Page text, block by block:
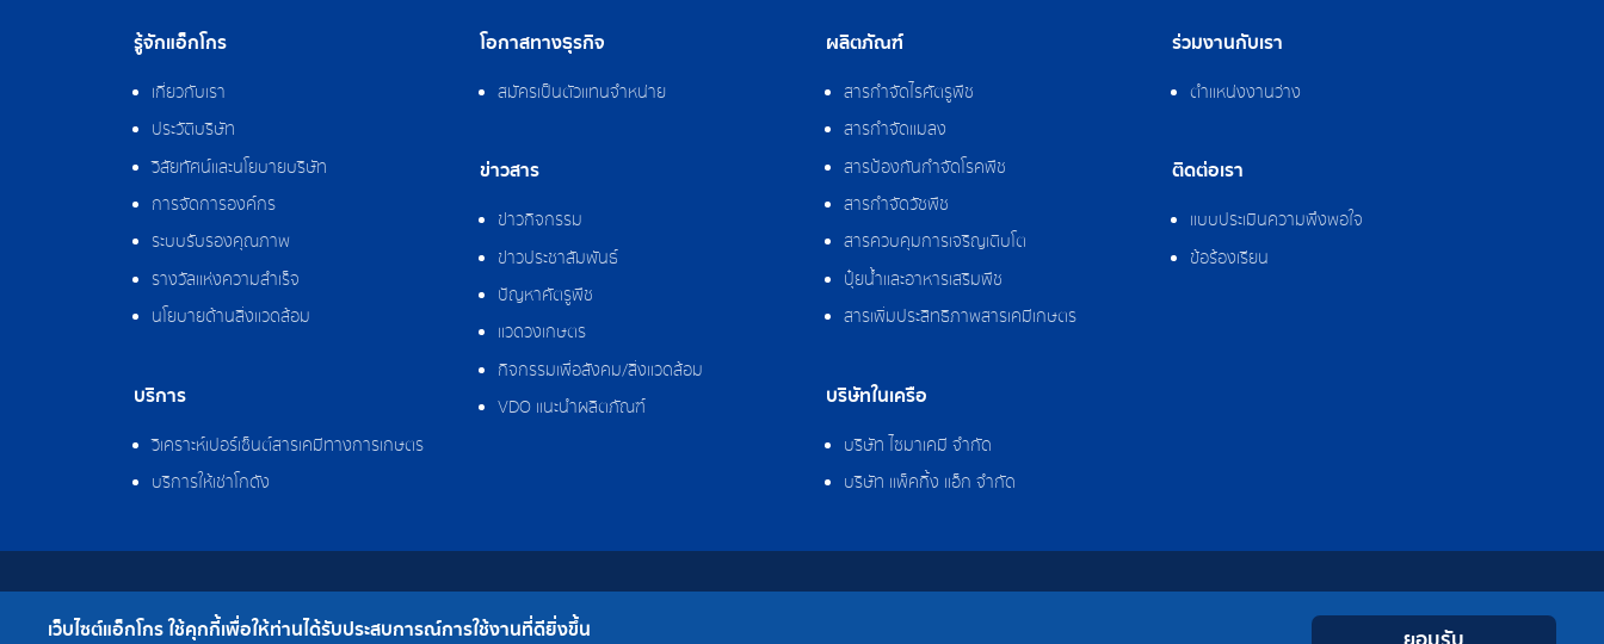
รู้จักแอ็กโกร
เกี่ยวกับเรา
ประวัติบริษัท
วิสัยทัศน์และนโยบายบริษัท
การจัดการองค์กร
ระบบรับรองคุณภาพ
รางวัลแห่งความสำเร็จ
นโยบายด้านสิ่งแวดล้อม
บริการ
วิเคราะห์เปอร์เซ็นต์สารเคมีทางการเกษตร
บริการให้เช่าโกดัง
โอกาสทางธุรกิจ
สมัครเป็นตัวแทนจำหน่าย
ข่าวสาร
ข่าวกิจกรรม
ข่าวประชาสัมพันธ์
ปัญหาศัตรูพืช
แวดวงเกษตร
กิจกรรมเพื่อสังคม/สิ่งแวดล้อม
VDO แนะนำผลิตภัณฑ์
ผลิตภัณฑ์
สารกำจัดไรศัตรูพืช
สารกำจัดแมลง
สารป้องกันกำจัดโรคพืช
สารกำจัดวัชพืช
สารควบคุมการเจริญเติบโต
ปุ๋ยน้ำและอาหารเสริมพืช
สารเพิ่มประสิทธิภาพสารเคมีเกษตร
บริษัทในเครือ
บริษัท ไซมาเคมี จำกัด
บริษัท แพ็คกิ้ง แอ็ก จำกัด
ร่วมงานกับเรา
ตำแหน่งงานว่าง
ติดต่อเรา
แบบประเมินความพึงพอใจ
ข้อร้องเรียน
สงวนลิขสิทธิ์ © 2562 บริษัท แอ็กโกร (ประเทศไทย) จำกัด
เว็บไซต์แอ็กโกร ใช้คุกกี้เพื่อให้ท่านได้รับประสบการณ์การใช้งานที่ดียิ่งขึ้น ContactYoutube
LINEFacebook
Instagram